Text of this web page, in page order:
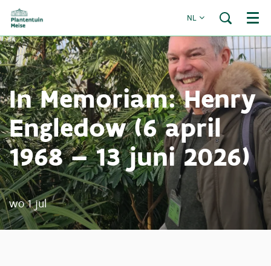
NL Menu
In Memoriam: Henry
Engledow (6 april
1968 – 13 juni 2026)
wo 1 jul